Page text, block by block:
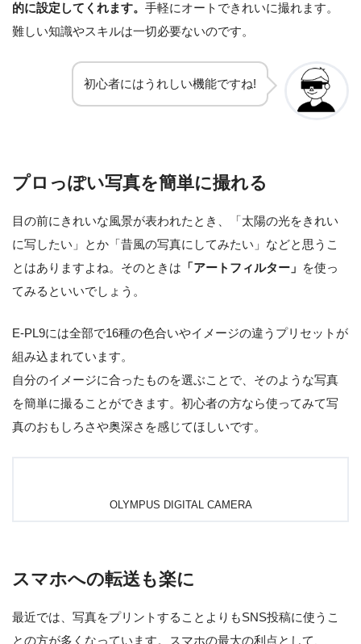
的に設定してくれます。 手軽にオートできれいに撮れます。
難しい知識やスキルは一切必要ないのです。
初心者にはうれしい機能ですね!
プロっぽい写真を簡単に撮れる
目の前にきれいな風景が表われたとき、「太陽の光をきれい
に写したい」とか「昔風の写真にしてみたい」などと思うこ
とはありますよね。そのときは 「アートフィルター」 を使っ
てみるといいでしょう。
E-PL9には全部で16種の色合いやイメージの違うプリセットが
組み込まれています。
自分のイメージに合ったものを選ぶことで、そのような写真
を簡単に撮ることができます。初心者の方なら使ってみて写
真のおもしろさや奥深さを感じてほしいです。
OLYMPUS DIGITAL CAMERA
スマホへの転送も楽に
最近では、写真をプリントすることよりもSNS投稿に使うこ
との方が多くなっています。スマホの最大の利点として、